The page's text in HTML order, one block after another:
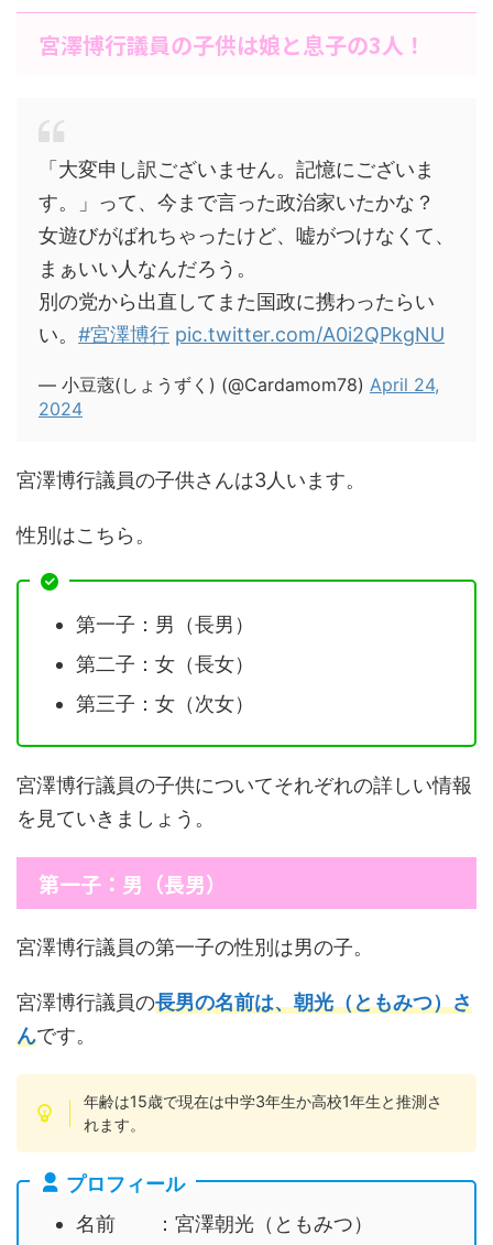
宮澤博行議員の子供は娘と息子の3人！
「大変申し訳ございません。記憶にございま
す。」って、今まで言った政治家いたかな？
女遊びがばれちゃったけど、嘘がつけなくて、
まぁいい人なんだろう。
別の党から出直してまた国政に携わったらい
い。 #宮澤博行 pic.twitter.com/A0i2QPkgNU
— 小豆蔲(しょうずく) (@Cardamom78) April 24,
2024
宮澤博行議員の子供さんは3人います。
性別はこちら。
第一子：男（長男）
第二子：女（長女）
第三子：女（次女）
宮澤博行議員の子供についてそれぞれの詳しい情報
を見ていきましょう。
第一子：男（長男）
宮澤博行議員の第一子の性別は男の子。
宮澤博行議員の長男の名前は、朝光（ともみつ）さ
んです。
年齢は15歳で現在は中学3年生か高校1年生と推測さ
れます。
プロフィール
名前 ：宮澤朝光（ともみつ）